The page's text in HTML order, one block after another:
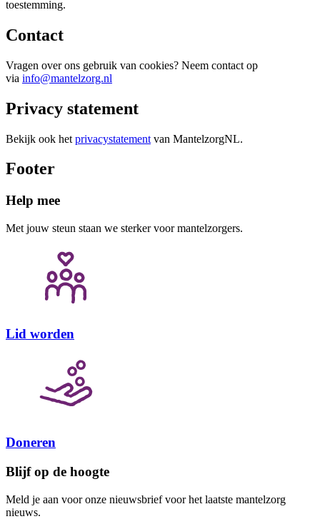
toestemming.
Contact
Vragen over ons gebruik van cookies? Neem contact op
via info@mantelzorg.nl
Privacy statement
Bekijk ook het privacystatement van MantelzorgNL.
Footer
Help mee
Met jouw steun staan we sterker voor mantelzorgers.
Lid worden
Doneren
Blijf op de hoogte
Meld je aan voor onze nieuwsbrief voor het laatste mantelzorg
nieuws.